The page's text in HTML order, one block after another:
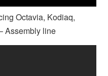
Octavia, Kodiaq,
Assembly line